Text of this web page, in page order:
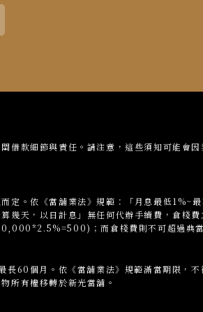
借款細節與責任。請注意，這些須知可能會
定。依《當舖業法》規範：「月息最低1%~
幾天，以日計息」無任何代辦手續費，倉棧
；而倉棧費則不可超過典當
長60個月。依《當舖業法》規範滿當期限，
所有權移轉於新光當舖。